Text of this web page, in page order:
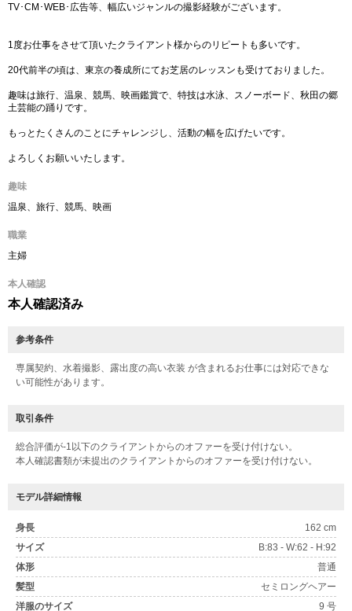
TV･CM･WEB･広告等、幅広いジャンルの撮影経験がございます。
1度お仕事をさせて頂いたクライアント様からのリピートも多いです。
20代前半の頃は、東京の養成所にてお芝居のレッスンも受けておりました。
趣味は旅行、温泉、競馬、映画鑑賞で、特技は水泳、スノーボード、秋田の郷
土芸能の踊りです。
もっとたくさんのことにチャレンジし、活動の幅を広げたいです。
よろしくお願いいたします。
趣味
温泉、旅行、競馬、映画
職業
主婦
本人確認
本人確認済み
参考条件
専属契約、水着撮影、露出度の高い衣装 が含まれるお仕事には対応できな
い可能性があります。
取引条件
総合評価が-1以下のクライアントからのオファーを受け付けない。
本人確認書類が未提出のクライアントからのオファーを受け付けない。
モデル詳細情報
身長
162 cm
サイズ
B:83 - W:62 - H:92
体形
普通
髪型
セミロングヘアー
洋服のサイズ
9 号